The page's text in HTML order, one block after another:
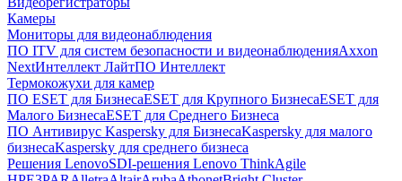
Камеры
Мониторы для видеонаблюдения
ПО ITV для систем безопасности и видеонаблюденияAxxon
NextИнтеллект ЛайтПО Интеллект
Термокожухи для камер
ПО ESET для БизнесаESET для Крупного БизнесаESET для
Малого БизнесаESET для Среднего Бизнеса
ПО Антивирус Kaspersky для БизнесаKaspersky для малого
бизнесаKaspersky для среднего бизнеса
Решения LenovoSDI-решения Lenovo ThinkAgile